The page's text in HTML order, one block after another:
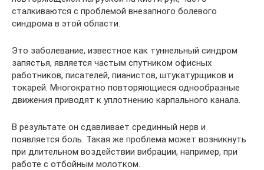
сталкиваются с проблемой внезапного болевого
синдрома в этой области.
Это заболевание, известное как туннельный синдром
запястья, является частым спутником офисных
работников, писателей, пианистов, штукатурщиков и
токарей. Многократно повторяющиеся однообразные
движения приводят к уплотнению карпального канала.
В результате он сдавливает срединный нерв и
появляется боль. Такая же проблема может возникнуть
при длительном воздействии вибрации, например, при
работе с отбойным молотком.